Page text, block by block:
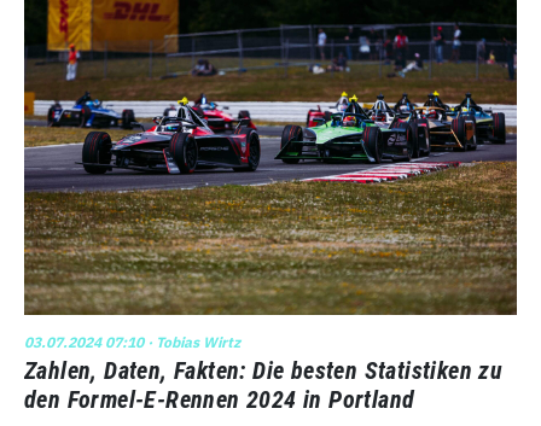
03.07.2024 07:10· Tobias Wirtz
Zahlen, Daten, Fakten: Die besten Statistiken zu
den Formel-E-Rennen 2024 in Portland